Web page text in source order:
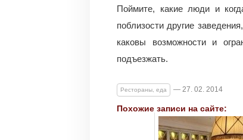
Поймите, какие люди и
поблизости другие
каковы возможности и
подъезжать.
Рестораны, еда — 27. 02. 2014
Похожие записи на сайте: